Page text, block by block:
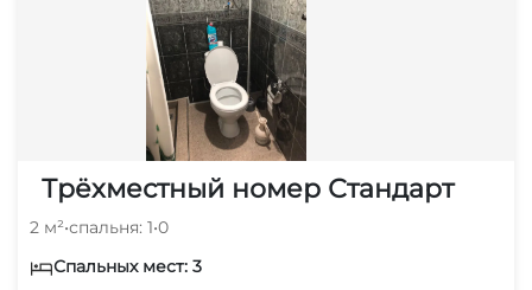
Трёхместный номер Стандарт
2 м²•спальня: 1•0
Спальных мест: 3